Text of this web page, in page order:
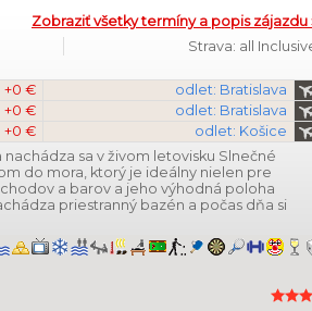
Zobraziť všetky termíny a popis zájazdu
Strava: all
+0 €
odlet: Bratislava
+0 €
odlet: Bratislava
+0 €
odlet: Košice
sa v živom letovisku Slnečné
do mora, ktorý je ideálny nielen pre
a barov a jeho výhodná poloha
priestranný bazén a počas dňa si